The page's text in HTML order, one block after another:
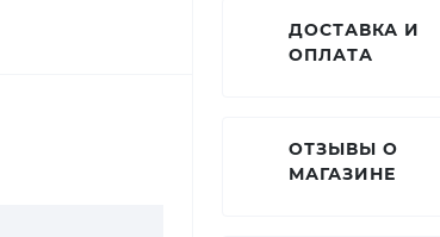
ДОСТАВКА И
ОПЛАТА
ОТЗЫВЫ О
МАГАЗИНЕ